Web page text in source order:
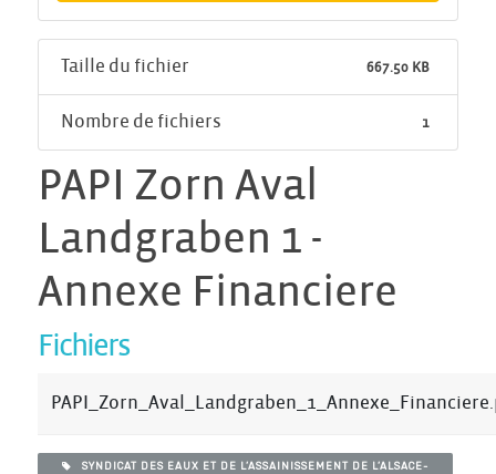
Taille du fichier 667.50 KB
Nombre de fichiers 1
PAPI Zorn Aval
Landgraben 1 -
Annexe Financiere
Fichiers
SYNDICAT DES EAUX ET DE L’ASSAINISSEMENT DE L’ALSACE-